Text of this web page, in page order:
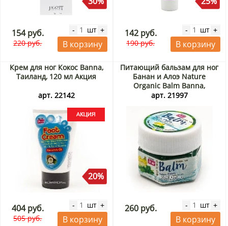
154 руб.
220 руб.
- шт +
В корзину
142 руб.
190 руб.
- шт +
В корзину
Крем для ног Кокос Banna,
Таиланд, 120 мл Акция
арт. 22142
20%
404 руб.
505 руб.
- шт +
В корзину
Питающий бальзам для ног
Банан и Алоэ Nature
Organic Balm Banna,
Таиланд, 25 г
арт. 21997
260 руб. - шт +
В корзину